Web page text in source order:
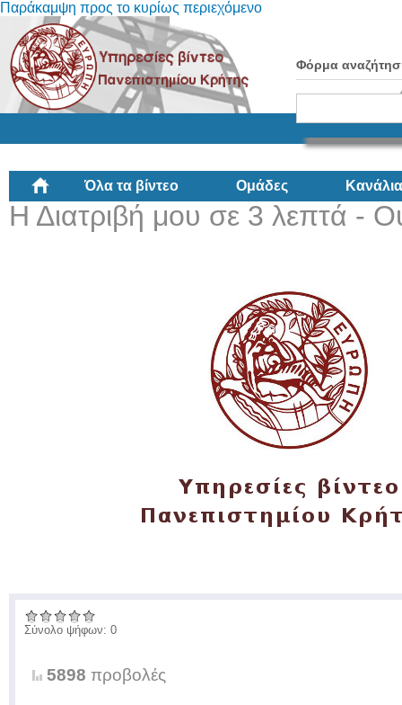
Παράκαμψη προς το κυρίως περιεχόμενο
Φόρμα
Όλα τα βίντεο Ομάδες Κανάλια
Η Διατριβή μου σε 3 λεπτά -
Σύνολο ψήφων: 0
5898 προβολές